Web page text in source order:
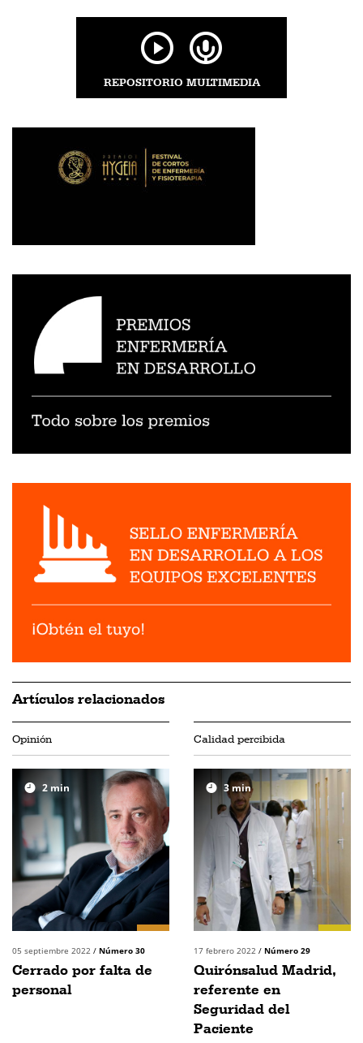
REPOSITORIO MULTIMEDIA
Artículos relacionados
Opinión
2 min
05 septiembre 2022 / Número 30
Cerrado por falta de
personal
Calidad percibida
3 min
17 febrero 2022 / Número 29
Quirónsalud Madrid,
referente en
Seguridad del
Paciente